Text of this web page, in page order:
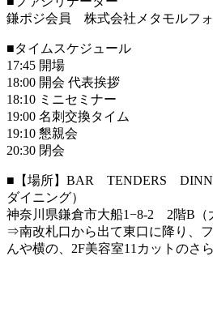
鎌ポジ会員 株式会社メタモルフ
■タイムスケジュール
17:45 開場
18:00 開会 代表挨拶
18:10 ミニセミナー
19:00 名刺交換タイム
19:10 懇親会
20:30 閉会
■【場所】BAR TENDERS
ダイニング）
神奈川県鎌倉市大船1−8-2 2階B（
⇒南改札口から出て東口に降り、
んや横の、2F美容室11カットのさ